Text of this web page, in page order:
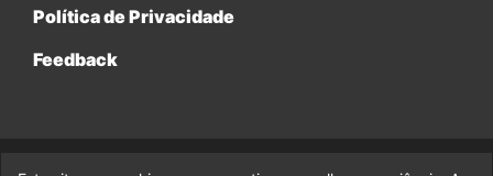
Política de Privacidade
Feedback